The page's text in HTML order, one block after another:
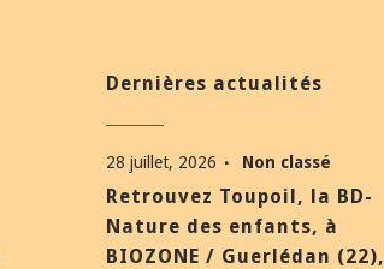
Dernières actualités
28 juillet, 2026 Non classé
Retrouvez Toupoil, la BD-
Nature des enfants, à
BIOZONE / Guerlédan (22),